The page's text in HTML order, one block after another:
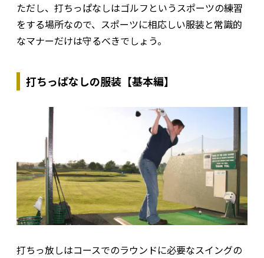
ただし、打ちっぱなしはゴルフというスポーツの練習
をする場所なので、スポーツに相応しい服装と常識的
なマナーだけは守るべきでしょう。
打ちっぱなしの服装【基本編】
打ちっ放しはコースでのラウンドに必要なスイングの